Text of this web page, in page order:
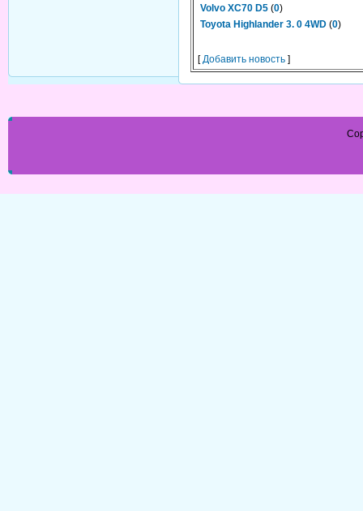
Volvo XC70 D5 (0)
Toyota Highlander 3. 0 4WD (0)
[Добавить новость ]